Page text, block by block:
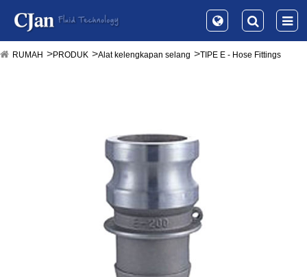
RUMAH PRODUK Alat kelengkapan selang TIPE E - Hose Fittings